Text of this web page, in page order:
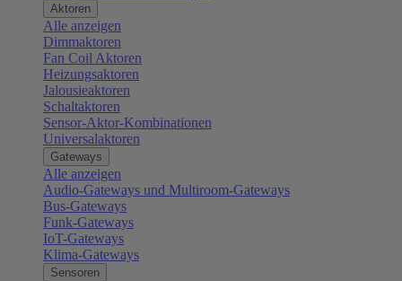
Aktoren
Alle anzeigen
Dimmaktoren
Fan Coil Aktoren
Heizungsaktoren
Jalousieaktoren
Schaltaktoren
Sensor-Aktor-Kombinationen
Universalaktoren
Gateways
Alle anzeigen
Audio-Gateways und Multiroom-Gateways
Bus-Gateways
Funk-Gateways
IoT-Gateways
Klima-Gateways
Sensoren